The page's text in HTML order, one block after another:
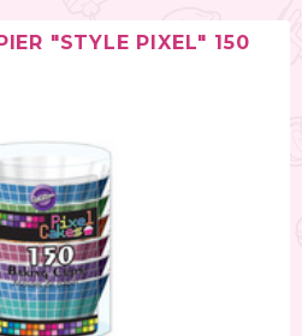
"STYLE PIXEL" 150